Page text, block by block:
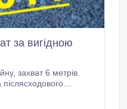
за вигідною